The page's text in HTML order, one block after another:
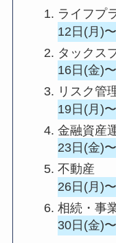
ライフ
12日(月)
タック
16日(金)
リス
19日(月)
金融
23日(金)
不動
26日(月)
相続・
30日(金)